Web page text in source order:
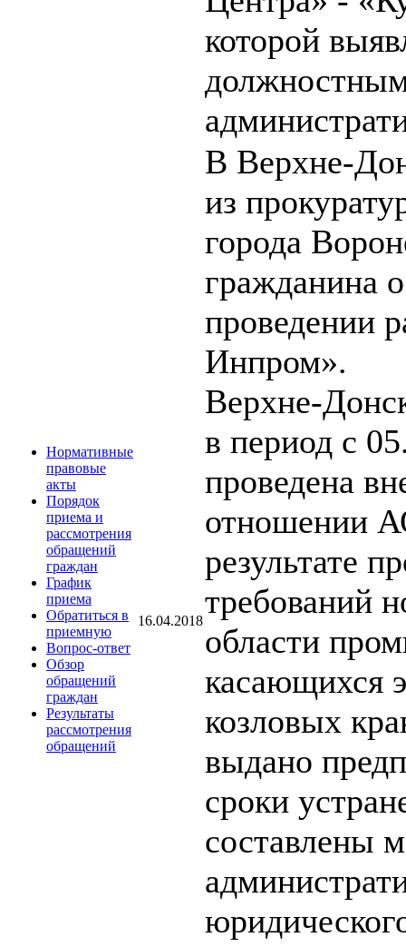
Нормативные
правовые
акты
Порядок
приема и
рассмотрения
обращений
граждан
График
приема
Обратиться в
приемную
Вопрос-ответ
Обзор
обращений
граждан
Результаты
рассмотрения
обращений
которой
16.04.2018
В Верхне-
из
города
гражданина
проведении
Инпром».
Верхне-
в период с
проведена
отношении
результате
требований
области
касающихся
козловых
выдано
сроки
составлены